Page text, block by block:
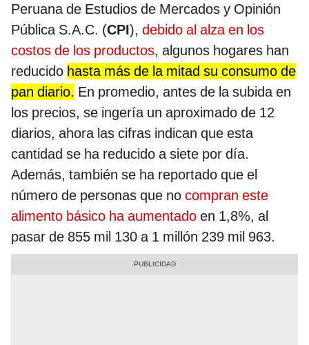
Peruana de Estudios de Mercados y Opinión
Pública S.A.C. (CPI), debido al alza en los
costos de los productos, algunos hogares han
reducido hasta más de la mitad su consumo de
pan diario. En promedio, antes de la subida en
los precios, se ingería un aproximado de 12
diarios, ahora las cifras indican que esta
cantidad se ha reducido a siete por día.
Además, también se ha reportado que el
número de personas que no compran este
alimento básico ha aumentado en 1,8%, al
pasar de 855 mil 130 a 1 millón 239 mil 963.